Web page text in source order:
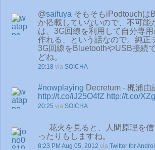
@saifuya そもそもiPodtouchは
か搭載していないので、不可能
は、3G回線を利用して自分専
作れる、という話なので。純正
3G回線をBluetoothやUSB接続
どね。
20:18 via SOICHA
#nowplaying Decretum - 梶浦由
http://t.co/iJ25O4fZ http://t.co/
20:25 via SOICHA
花火を見ると、人間原理を
ったりもしますね。
8:23 PM Aug 05, 2012 via Twitter for